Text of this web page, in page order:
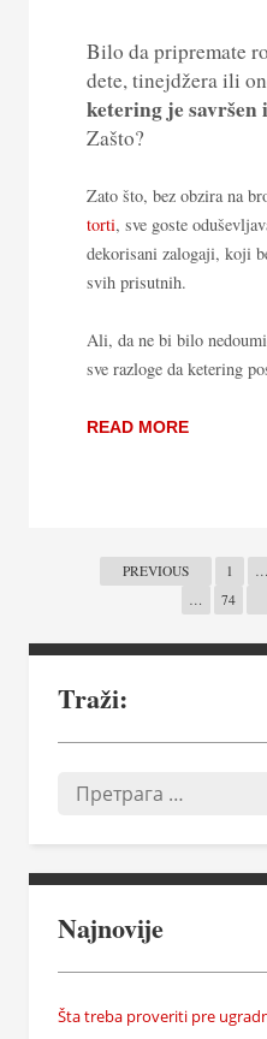
Bilo da pripremate
dete, tinejdžera ili
ketering je
Zašto?
Zato što, bez obzira na
torti, sve goste
dekorisani zalogaji, koji
svih prisutnih.
Ali, da ne bi bilo
sve razloge da ketering
READ MORE
PREVIOUS 1 …
…
74
Traži:
Najnovije
Šta treba proveriti pre